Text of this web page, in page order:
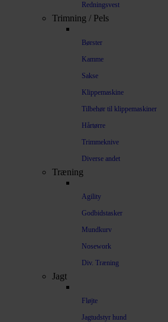
Redningsvest
Trimning / Pels
Børster
Kamme
Sakse
Klippemaskine
Tilbehør til klippemaskiner
Hårtørre
Trimmeknive
Diverse andet
Træning
Agility
Godbidstasker
Mundkurv
Nosework
Div. Træning
Jagt
Fløjte
Jagtudstyr hund